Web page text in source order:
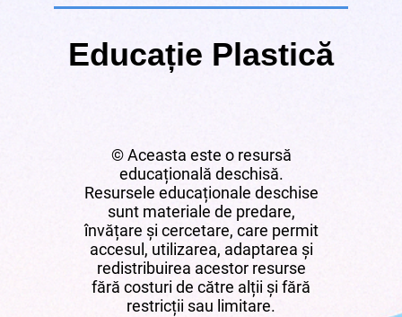
Educație Plastică
© Aceasta este o resursă
educațională deschisă.
Resursele educaționale deschise
sunt materiale de predare,
învățare și cercetare, care permit
accesul, utilizarea, adaptarea și
redistribuirea acestor resurse
fără costuri de către alții și fără
restricții sau limitare.